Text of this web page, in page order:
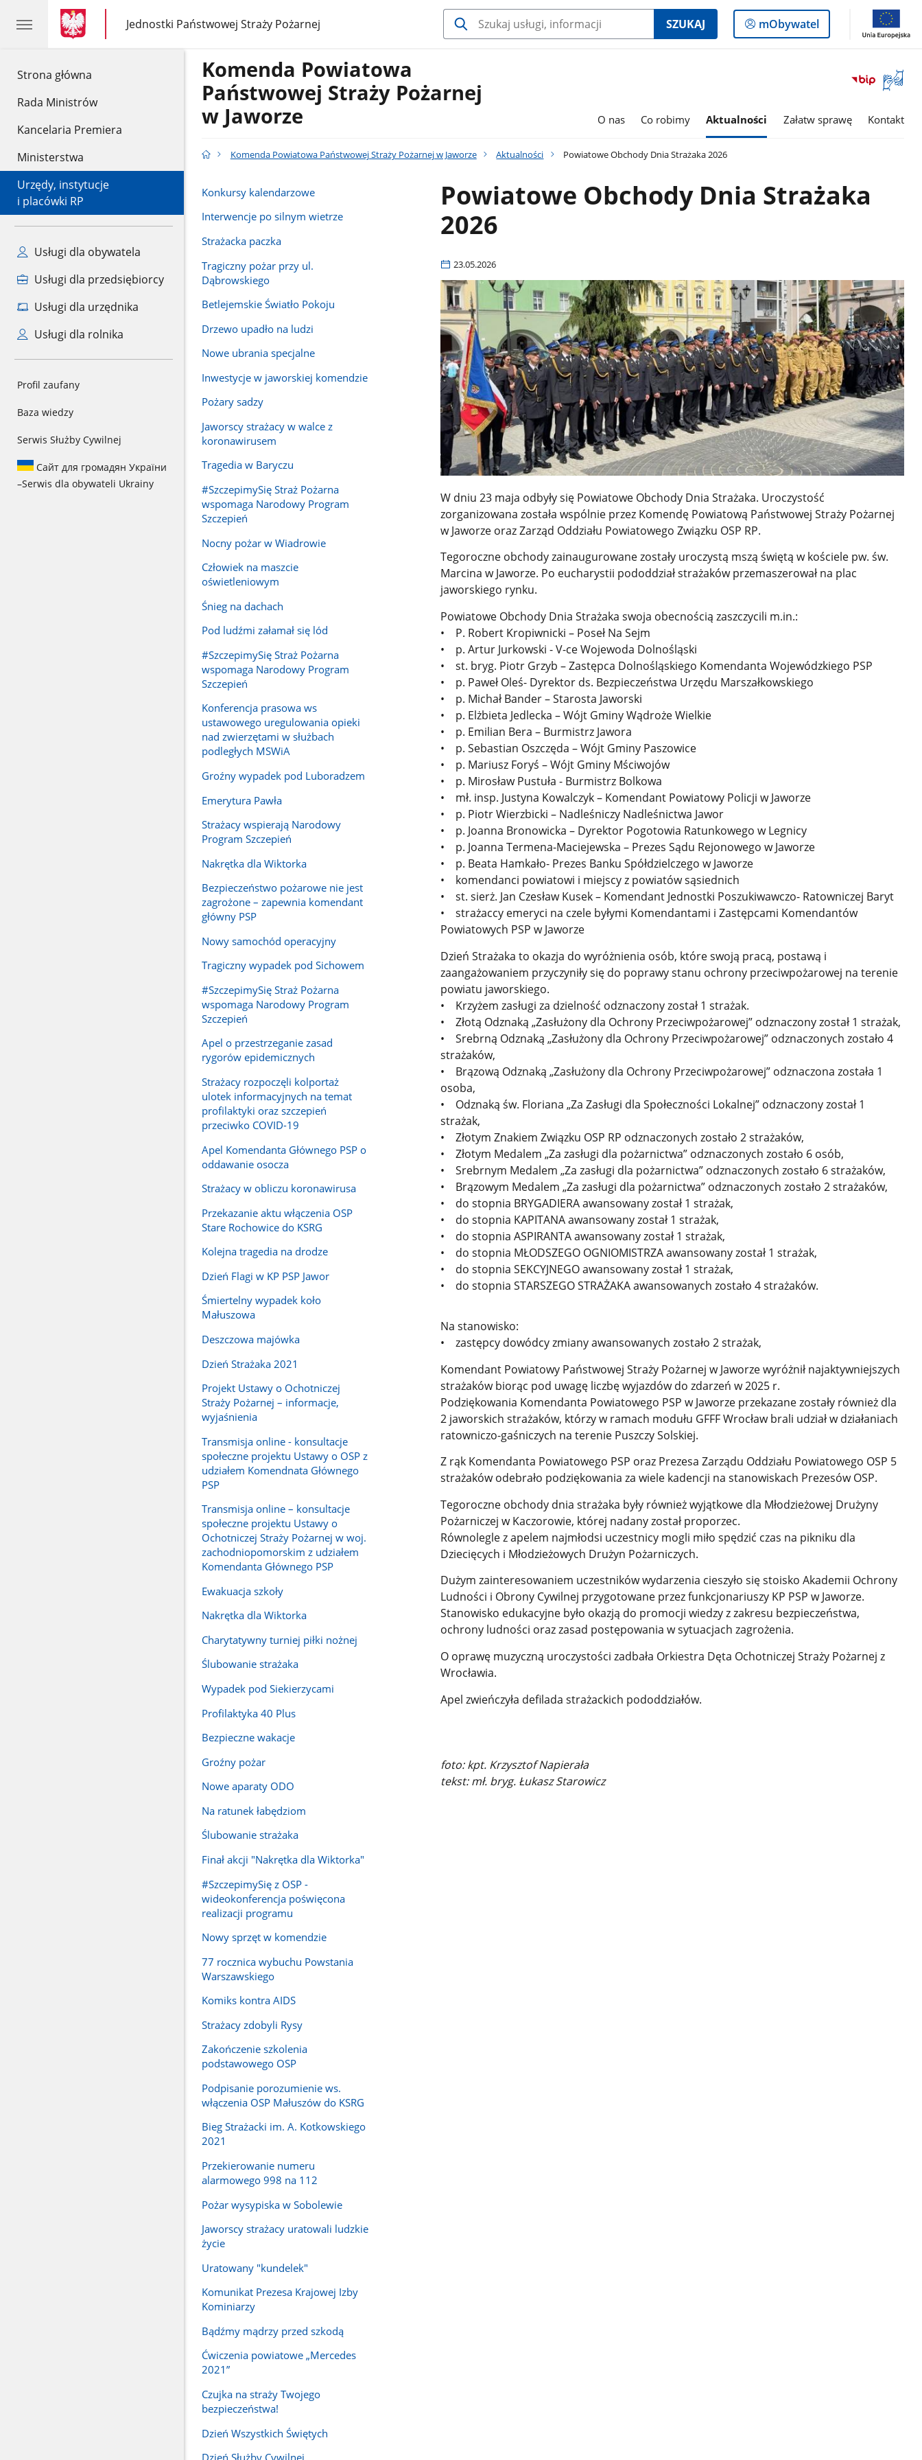
Strona główna
Rada Ministrów
Kancelaria Premiera
Ministerstwa
Urzędy, instytucje
i placówki RP
Usługi dla obywatela
Usługi dla przedsiębiorcy
Usługi dla urzędnika
Usługi dla rolnika
Profil zaufany
Baza wiedzy
Serwis Służby Cywilnej
Сайт для громадян України
–Serwis dla obywateli Ukrainy
gov.pl
gov.pl
Jednostki Państwowej Straży Pożarnej
gov.pl
Jednostki
Państwowej
SZUKAJ
Logowanie
do
mObywatel
Otwórz
okno
Komenda Powiatowa
Państwowej Straży Pożarnej
w Jaworze
O nas Co robimy Aktualności Załatw sprawę Kontakt
Komenda Powiatowa Państwowej Straży Pożarnej w Jaworze Aktualności Powiatowe Obchody Dnia Strażaka 2026
Konkursy kalendarzowe
Interwencje po silnym wietrze
Strażacka paczka
Tragiczny pożar przy ul.
Dąbrowskiego
Betlejemskie Światło Pokoju
Drzewo upadło na ludzi
Nowe ubrania specjalne
Inwestycje w jaworskiej komendzie
Pożary sadzy
Jaworscy strażacy w walce z
koronawirusem
Tragedia w Baryczu
#SzczepimySię Straż Pożarna
wspomaga Narodowy Program
Szczepień
Nocny pożar w Wiadrowie
Człowiek na maszcie
oświetleniowym
Śnieg na dachach
Pod ludźmi załamał się lód
#SzczepimySię Straż Pożarna
wspomaga Narodowy Program
Szczepień
Konferencja prasowa ws
ustawowego uregulowania opieki
nad zwierzętami w służbach
podległych MSWiA
Groźny wypadek pod Luboradzem
Emerytura Pawła
Strażacy wspierają Narodowy
Program Szczepień
Nakrętka dla Wiktorka
Bezpieczeństwo pożarowe nie jest
zagrożone – zapewnia komendant
główny PSP
Nowy samochód operacyjny
Tragiczny wypadek pod Sichowem
#SzczepimySię Straż Pożarna
wspomaga Narodowy Program
Szczepień
Apel o przestrzeganie zasad
rygorów epidemicznych
Strażacy rozpoczęli kolportaż
ulotek informacyjnych na temat
profilaktyki oraz szczepień
przeciwko COVID-19
Apel Komendanta Głównego PSP o
oddawanie osocza
Strażacy w obliczu koronawirusa
Przekazanie aktu włączenia OSP
Stare Rochowice do KSRG
Kolejna tragedia na drodze
Dzień Flagi w KP PSP Jawor
Śmiertelny wypadek koło
Małuszowa
Deszczowa majówka
Dzień Strażaka 2021
Projekt Ustawy o Ochotniczej
Straży Pożarnej – informacje,
wyjaśnienia
Transmisja online - konsultacje
społeczne projektu Ustawy o OSP z
udziałem Komendnata Głównego
PSP
Transmisja online – konsultacje
społeczne projektu Ustawy o
Ochotniczej Straży Pożarnej w woj.
zachodniopomorskim z udziałem
Komendanta Głównego PSP
Ewakuacja szkoły
Nakrętka dla Wiktorka
Charytatywny turniej piłki nożnej
Ślubowanie strażaka
Wypadek pod Siekierzycami
Profilaktyka 40 Plus
Bezpieczne wakacje
Groźny pożar
Nowe aparaty ODO
Na ratunek łabędziom
Ślubowanie strażaka
Finał akcji "Nakrętka dla Wiktorka"
#SzczepimySię z OSP -
wideokonferencja poświęcona
realizacji programu
Nowy sprzęt w komendzie
77 rocznica wybuchu Powstania
Warszawskiego
Komiks kontra AIDS
Strażacy zdobyli Rysy
Zakończenie szkolenia
podstawowego OSP
Podpisanie porozumienie ws.
włączenia OSP Małuszów do KSRG
Bieg Strażacki im. A. Kotkowskiego
2021
Przekierowanie numeru
alarmowego 998 na 112
Pożar wysypiska w Sobolewie
Jaworscy strażacy uratowali ludzkie
życie
Uratowany "kundelek"
Komunikat Prezesa Krajowej Izby
Kominiarzy
Bądźmy mądrzy przed szkodą
Ćwiczenia powiatowe „Mercedes
2021”
Czujka na straży Twojego
bezpieczeństwa!
Dzień Wszystkich Świętych
Powiatowe Obchody Dnia Strażaka
2026
23.05.2026
W dniu 23 maja odbyły się Powiatowe Obchody Dnia Strażaka. Uroczystość
zorganizowana została wspólnie przez Komendę Powiatową Państwowej Straży Pożarnej
w Jaworze oraz Zarząd Oddziału Powiatowego Związku OSP RP.
Tegoroczne obchody zainaugurowane zostały uroczystą mszą świętą w kościele pw. św.
Marcina w Jaworze. Po eucharystii pododdział strażaków przemaszerował na plac
jaworskiego rynku.
Powiatowe Obchody Dnia Strażaka swoja obecnością zaszczycili m.in.:
• P. Robert Kropiwnicki – Poseł Na Sejm
• p. Artur Jurkowski - V-ce Wojewoda Dolnośląski
• st. bryg. Piotr Grzyb – Zastępca Dolnośląskiego Komendanta Wojewódzkiego PSP
• p. Paweł Oleś- Dyrektor ds. Bezpieczeństwa Urzędu Marszałkowskiego
• p. Michał Bander – Starosta Jaworski
• p. Elżbieta Jedlecka – Wójt Gminy Wądroże Wielkie
• p. Emilian Bera – Burmistrz Jawora
• p. Sebastian Oszczęda – Wójt Gminy Paszowice
• p. Mariusz Foryś – Wójt Gminy Mściwojów
• p. Mirosław Pustuła - Burmistrz Bolkowa
• mł. insp. Justyna Kowalczyk – Komendant Powiatowy Policji w Jaworze
• p. Piotr Wierzbicki – Nadleśniczy Nadleśnictwa Jawor
• p. Joanna Bronowicka – Dyrektor Pogotowia Ratunkowego w Legnicy
• p. Joanna Termena-Maciejewska – Prezes Sądu Rejonowego w Jaworze
• p. Beata Hamkało- Prezes Banku Spółdzielczego w Jaworze
• komendanci powiatowi i miejscy z powiatów sąsiednich
• st. sierż. Jan Czesław Kusek – Komendant Jednostki Poszukiwawczo- Ratowniczej Baryt
• strażaccy emeryci na czele byłymi Komendantami i Zastępcami Komendantów
Powiatowych PSP w Jaworze
Dzień Strażaka to okazja do wyróżnienia osób, które swoją pracą, postawą i
zaangażowaniem przyczyniły się do poprawy stanu ochrony przeciwpożarowej na terenie
powiatu jaworskiego.
• Krzyżem zasługi za dzielność odznaczony został 1 strażak.
• Złotą Odznaką „Zasłużony dla Ochrony Przeciwpożarowej” odznaczony został 1 strażak,
• Srebrną Odznaką „Zasłużony dla Ochrony Przeciwpożarowej” odznaczonych zostało 4
strażaków,
• Brązową Odznaką „Zasłużony dla Ochrony Przeciwpożarowej” odznaczona została 1
osoba,
• Odznaką św. Floriana „Za Zasługi dla Społeczności Lokalnej” odznaczony został 1
strażak,
• Złotym Znakiem Związku OSP RP odznaczonych zostało 2 strażaków,
• Złotym Medalem „Za zasługi dla pożarnictwa” odznaczonych zostało 6 osób,
• Srebrnym Medalem „Za zasługi dla pożarnictwa” odznaczonych zostało 6 strażaków,
• Brązowym Medalem „Za zasługi dla pożarnictwa” odznaczonych zostało 2 strażaków,
• do stopnia BRYGADIERA awansowany został 1 strażak,
• do stopnia KAPITANA awansowany został 1 strażak,
• do stopnia ASPIRANTA awansowany został 1 strażak,
• do stopnia MŁODSZEGO OGNIOMISTRZA awansowany został 1 strażak,
• do stopnia SEKCYJNEGO awansowany został 1 strażak,
• do stopnia STARSZEGO STRAŻAKA awansowanych zostało 4 strażaków.
Na stanowisko:
• zastępcy dowódcy zmiany awansowanych zostało 2 strażak,
Komendant Powiatowy Państwowej Straży Pożarnej w Jaworze wyróżnił najaktywniejszych
strażaków biorąc pod uwagę liczbę wyjazdów do zdarzeń w 2025 r.
Podziękowania Komendanta Powiatowego PSP w Jaworze przekazane zostały również dla
2 jaworskich strażaków, którzy w ramach modułu GFFF Wrocław brali udział w działaniach
ratowniczo-gaśniczych na terenie Puszczy Solskiej.
Z rąk Komendanta Powiatowego PSP oraz Prezesa Zarządu Oddziału Powiatowego OSP 5
strażaków odebrało podziękowania za wiele kadencji na stanowiskach Prezesów OSP.
Tegoroczne obchody dnia strażaka były również wyjątkowe dla Młodzieżowej Drużyny
Pożarniczej w Kaczorowie, której nadany został proporzec.
Równolegle z apelem najmłodsi uczestnicy mogli miło spędzić czas na pikniku dla
Dziecięcych i Młodzieżowych Drużyn Pożarniczych.
Dużym zainteresowaniem uczestników wydarzenia cieszyło się stoisko Akademii Ochrony
Ludności i Obrony Cywilnej przygotowane przez funkcjonariuszy KP PSP w Jaworze.
Stanowisko edukacyjne było okazją do promocji wiedzy z zakresu bezpieczeństwa,
ochrony ludności oraz zasad postępowania w sytuacjach zagrożenia.
O oprawę muzyczną uroczystości zadbała Orkiestra Dęta Ochotniczej Straży Pożarnej z
Wrocławia.
Apel zwieńczyła defilada strażackich pododdziałów.
foto: kpt. Krzysztof Napierała
tekst: mł. bryg. Łukasz Starowicz